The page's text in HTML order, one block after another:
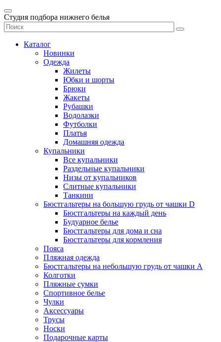
Студия подбора нижнего белья
Каталог
Новинки
Одежда
Жилеты
Юбки и шорты
Брюки
Жакеты
Рубашки
Водолазки
Футболки
Платья
Домашняя одежда
Купальники
Все купальники
Раздельные купальники
Низы от купальников
Слитные купальники
Танкини
Бюстгальтеры на большую грудь от чашки D
Бюстгальтеры на каждый день
Будуарное белье
Бюстгальтеры для дома и сна
Бюстгальтеры для кормления
Пояса
Пляжная одежда
Бюстгальтеры на небольшую грудь от чашки А
Колготки
Пляжные сумки
Спортивное белье
Чулки
Аксессуары
Трусы
Носки
Подарочные карты